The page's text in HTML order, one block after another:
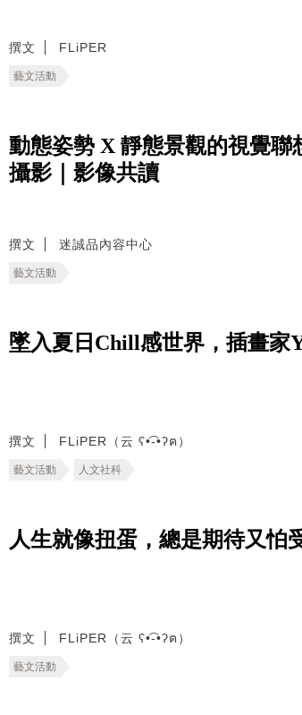
撰文 FLiPER
藝文活動
動態姿勢 X 靜態景觀的視覺聯
攝影｜影像共讀
撰文 迷誠品內容中心
藝文活動
墜入夏日Chill感世界，插畫家
撰文 FLiPER（云 ʕ•͡-•ʔฅ）
藝文活動 人文社科
人生就像扭蛋，總是期待又怕
撰文 FLiPER（云 ʕ•͡-•ʔฅ）
藝文活動